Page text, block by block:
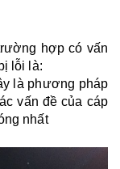
hợp có vấn
lỗi là:
là phương pháp
vấn đề của cáp
nhất